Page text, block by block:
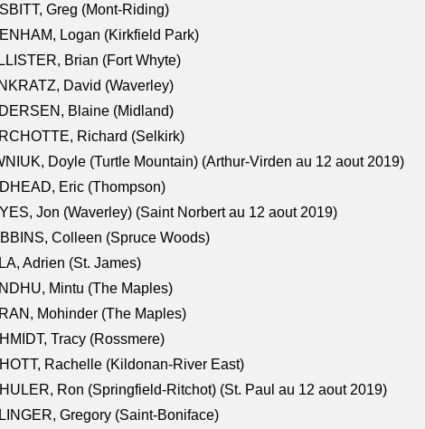
Greg (Mont-Riding)
Logan (Kirkfield Park)
Brian (Fort Whyte)
David (Waverley)
Blaine (Midland)
Richard (Selkirk)
Doyle (Turtle Mountain) (Arthur-Virden au 12 aout 2019)
Eric (Thompson)
Jon (Waverley) (Saint Norbert au 12 aout 2019)
Colleen (Spruce Woods)
Adrien (St. James)
Mintu (The Maples)
Mohinder (The Maples)
Tracy (Rossmere)
Rachelle (Kildonan-River East)
Ron (Springfield-Ritchot) (St. Paul au 12 aout 2019)
Gregory (Saint-Boniface)